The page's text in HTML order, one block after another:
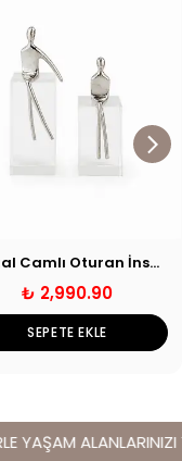
Kristal Camlı Oturan İnsan Obje Gümüş
₺ 2,990.90
SEPETE EKLE
YAŞAM ALANLARINIZI